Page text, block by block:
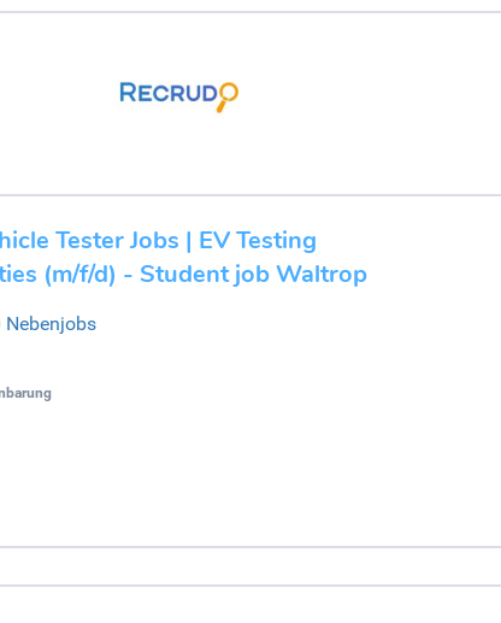
Tester Jobs | EV Testing
(m/f/d) - Student job Waltrop
Nebenjobs